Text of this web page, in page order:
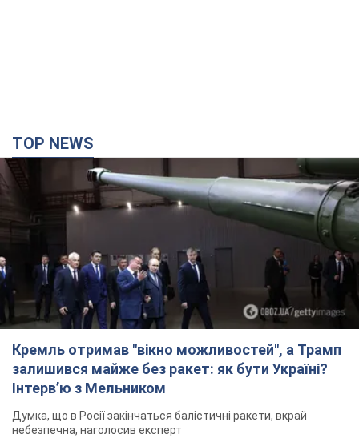
TOP NEWS
Кремль отримав "вікно можливостей", а Трамп
залишився майже без ракет: як бути Україні?
Інтерв’ю з Мельником
Думка, що в Росії закінчаться балістичні ракети, вкрай
небезпечна, наголосив експерт